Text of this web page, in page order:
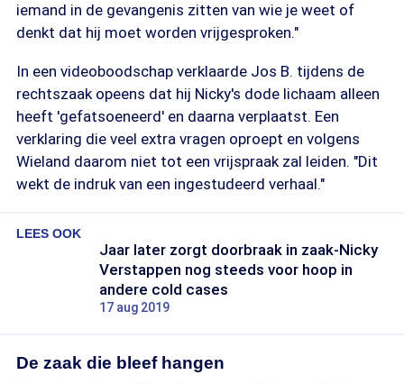
iemand in de gevangenis zitten van wie je weet of
denkt dat hij moet worden vrijgesproken."
In een videoboodschap verklaarde Jos B. tijdens de
rechtszaak opeens dat hij Nicky's dode lichaam alleen
heeft 'gefatsoeneerd' en daarna verplaatst. Een
verklaring die veel extra vragen oproept en volgens
Wieland daarom niet tot een vrijspraak zal leiden. "Dit
wekt de indruk van een ingestudeerd verhaal."
LEES OOK
Jaar later zorgt doorbraak in zaak-Nicky
Verstappen nog steeds voor hoop in
andere cold cases
17 aug 2019
De zaak die bleef hangen